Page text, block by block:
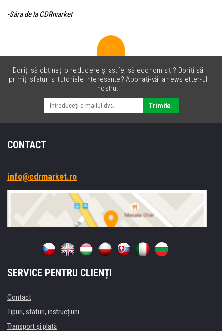
-Sára de la CDRmarket
Doriți să obțineți o reducere și astfel să economisiți? Doriți să
primiți sfaturi și tutoriale interesante? Abonați-vă la newsletter-ul
nostru.
Trimite.
CONTACT
info@cdrmarket.ro
SERVICE PENTRU CLIENȚI
Contact
Tipuri, sfaturi, instrucțiuni
Transport şi plată